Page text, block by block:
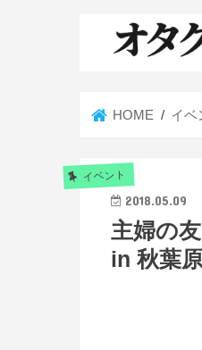
HOME イベ
イベント
2018.05.09
主婦の
in 秋葉